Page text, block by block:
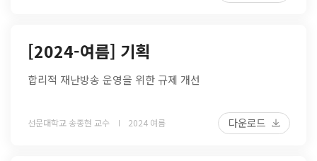
[2024-여름] 기획
합리적 재난방송 운영을 위한 규제 개선
선문대학교 송종현 교수 2024 여름 다운로드